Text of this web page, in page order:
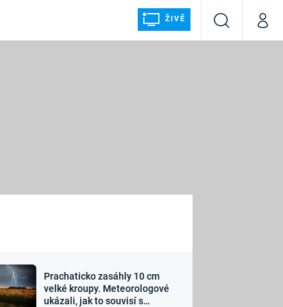
ŽIVĚ
VyhledáváníMůj
Sledujte nás
Prachaticko zasáhly 10 cm
velké kroupy. Meteorologové
ukázali, jak to souvisí s